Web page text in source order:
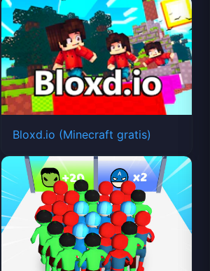
Bloxd.io (Minecraft gratis)